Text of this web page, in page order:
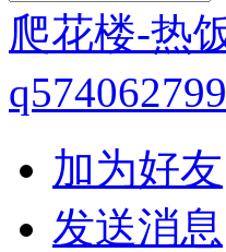
爬花楼-热
q574062799
加为好友
发送消息